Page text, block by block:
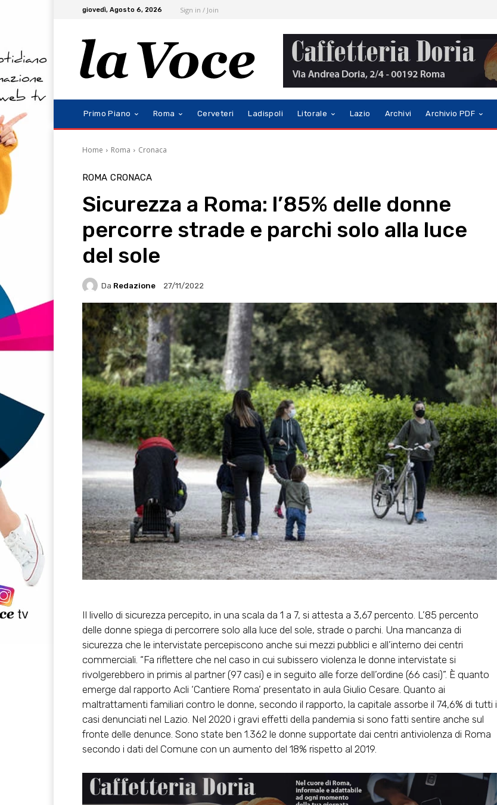
giovedì, Agosto 6, 2026 Sign in / Join
Primo Piano Roma Cerveteri Ladispoli Litorale Lazio Archivi Archivio PDF
Home Roma Cronaca
ROMA CRONACA
Sicurezza a Roma: l’85% delle donne
percorre strade e parchi solo alla luce
del sole
Da Redazione 27/11/2022
Il livello di sicurezza percepito, in una scala da 1 a 7, si attesta a 3,67 percento. L’85 percento
delle donne spiega di percorrere solo alla luce del sole, strade o parchi. Una mancanza di
sicurezza che le intervistate percepiscono anche sui mezzi pubblici e all’interno dei centri
commerciali. “Fa riflettere che nel caso in cui subissero violenza le donne intervistate si
rivolgerebbero in primis al partner (97 casi) e in seguito alle forze dell’ordine (66 casi)”. È quanto
emerge dal rapporto Acli ‘Cantiere Roma’ presentato in aula Giulio Cesare. Quanto ai
maltrattamenti familiari contro le donne, secondo il rapporto, la capitale assorbe il 74,6% di tutti i
casi denunciati nel Lazio. Nel 2020 i gravi effetti della pandemia si sono fatti sentire anche sul
fronte delle denunce. Sono state ben 1.362 le donne supportate dai centri antiviolenza di Roma
secondo i dati del Comune con un aumento del 18% rispetto al 2019.